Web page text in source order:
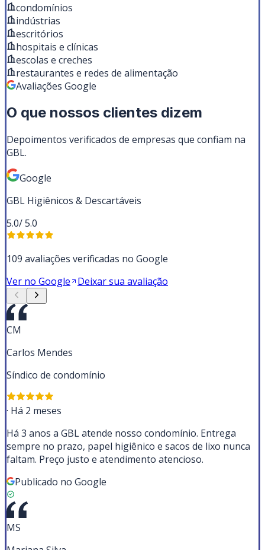
condomínios
indústrias
escritórios
hospitais e clínicas
escolas e creches
restaurantes e redes de alimentação
Avaliações Google
O que nossos clientes dizem
Depoimentos verificados de empresas que confiam na
GBL.
Google
GBL Higiênicos & Descartáveis
5.0/ 5.0
109 avaliações verificadas no Google
Ver no Google
Deixar sua avaliação
CM
Carlos Mendes
Síndico de condomínio
· Há 2 meses
Há 3 anos a GBL atende nosso condomínio. Entrega
sempre no prazo, papel higiênico e sacos de lixo nunca
faltam. Preço justo e atendimento atencioso.
Publicado no Google
MS